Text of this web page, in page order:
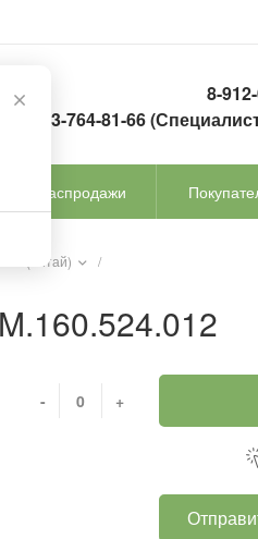
8-
8-963-764-81-66
Распродажи
(Китай)
/
- +